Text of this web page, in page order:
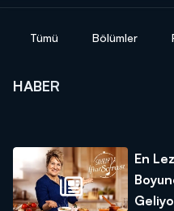
Tümü Bölümler
HABER
En